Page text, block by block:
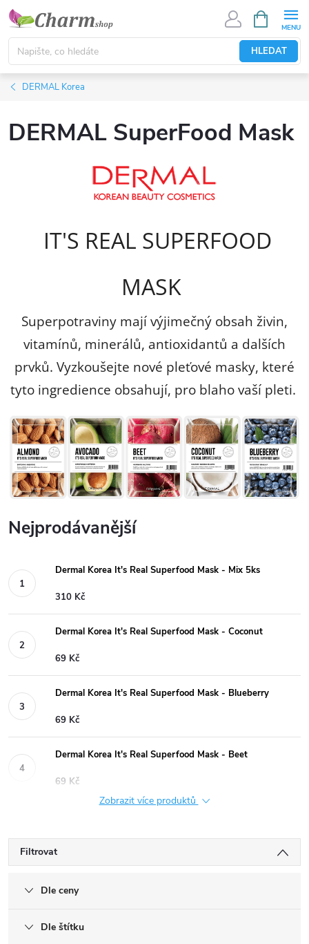
Přejít
obsah
HLEDAT
NÁKUPNÍ
KOŠÍK
DERMAL Korea
DERMAL SuperFood Mask
IT'S REAL SUPERFOOD
MASK
Superpotraviny mají výjimečný obsah živin,
vitamínů, minerálů, antioxidantů a dalších
prvků. Vyzkoušejte nové pleťové masky, které
tyto ingredience obsahují, pro blaho vaší pleti.
Nejprodávanější
Dermal Korea It's Real Superfood Mask - Mix 5ks
310 Kč
Dermal Korea It's Real Superfood Mask - Coconut
69 Kč
Dermal Korea It's Real Superfood Mask - Blueberry
69 Kč
Dermal Korea It's Real Superfood Mask - Beet
69 Kč
Zobrazit více produktů
Filtrovat
Dle ceny
Dle štítku